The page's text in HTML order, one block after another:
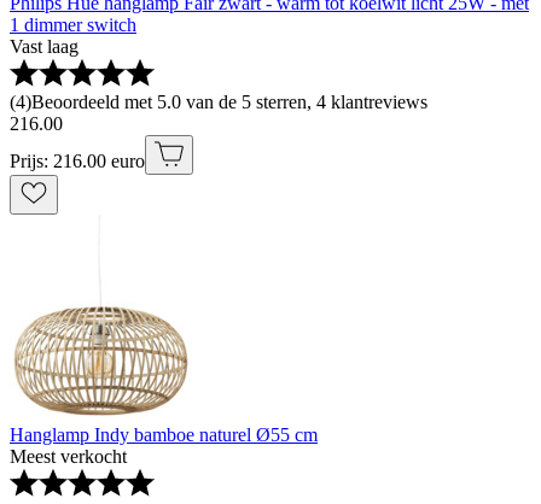
1 dimmer switch
Vast laag
(4)Beoordeeld met 5.0 van de 5 sterren, 4 klantreviews
216.00
Prijs: 216.00 euro
Hanglamp Indy bamboe naturel Ø55 cm
Meest verkocht